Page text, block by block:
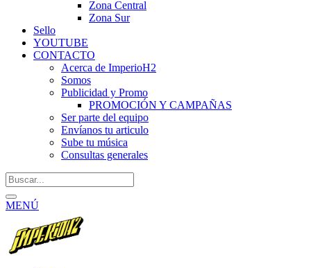
Zona Central
Zona Sur
Sello
YOUTUBE
CONTACTO
Acerca de ImperioH2
Somos
Publicidad y Promo
PROMOCIÓN Y CAMPAÑAS
Ser parte del equipo
Envíanos tu articulo
Sube tu música
Consultas generales
MENÚ